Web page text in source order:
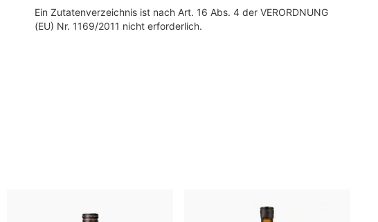
Ein Zutatenverzeichnis ist nach Art. 16 Abs. 4 der VERORDNUNG
(EU) Nr. 1169/2011 nicht erforderlich.